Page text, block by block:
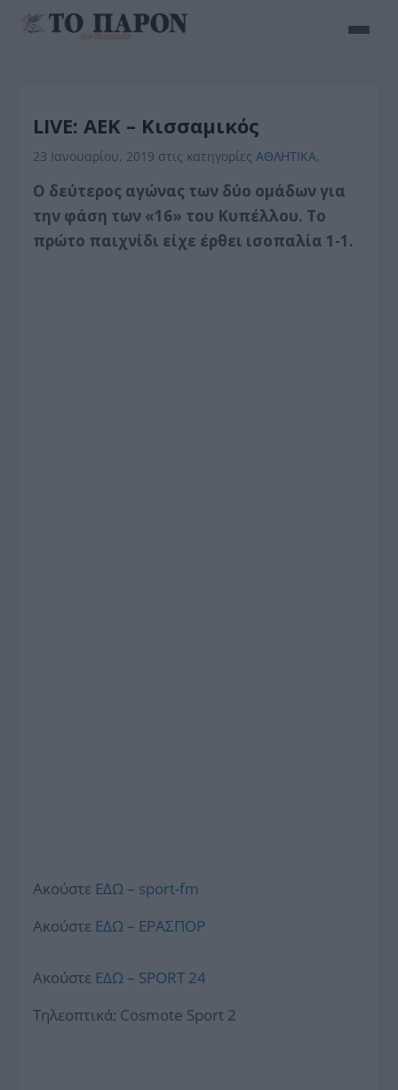
LIVE: ΑΕΚ – Κισσαμικός
23 Ιανουαρίου, 2019 στις κατηγορίεςΑΘΛΗΤΙΚΑ,
Ο δεύτερος αγώνας των δύο ομάδων για
την φάση των «16» του Κυπέλλου. Το
πρώτο παιχνίδι είχε έρθει ισοπαλία 1-1.
Aκούστε ΕΔΩ – sport-fm
Aκούστε ΕΔΩ – ΕΡΑΣΠΟΡ
Aκούστε ΕΔΩ – SPORT 24
Τηλεοπτικά: Cosmote Sport 2